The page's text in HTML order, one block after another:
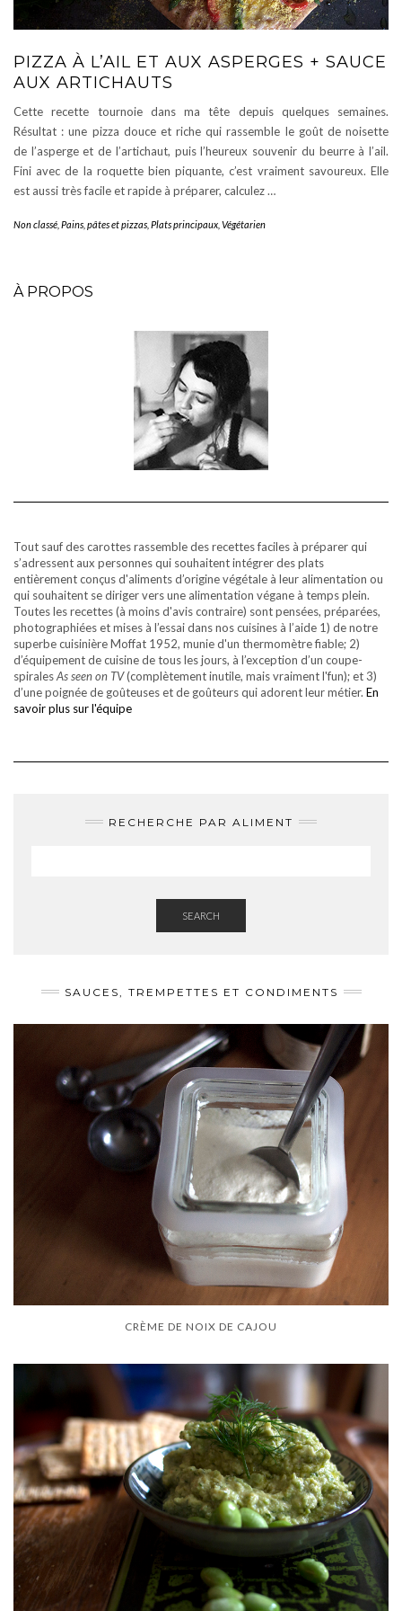
PIZZA À L’AIL ET AUX ASPERGES + SAUCE
AUX ARTICHAUTS
Cette recette tournoie dans ma tête depuis quelques semaines.
Résultat : une pizza douce et riche qui rassemble le goût de noisette
de l’asperge et de l’artichaut, puis l’heureux souvenir du beurre à l’ail.
Fini avec de la roquette bien piquante, c’est vraiment savoureux. Elle
est aussi très facile et rapide à préparer, calculez …
Non classé Pains, pâtes et pizzas Plats principaux Végétarien
À PROPOS
Tout sauf des carottes rassemble des recettes faciles à préparer qui
s’adressent aux personnes qui souhaitent intégrer des plats
entièrement conçus d'aliments d’origine végétale à leur alimentation ou
qui souhaitent se diriger vers une alimentation végane à temps plein.
Toutes les recettes (à moins d'avis contraire) sont pensées, préparées,
photographiées et mises à l’essai dans nos cuisines à l’aide 1) de notre
superbe cuisinière Moffat 1952, munie d'un thermomètre fiable; 2)
d’équipement de cuisine de tous les jours, à l’exception d’un coupe-
spiralesAs seen on TV(complètement inutile, mais vraiment l'fun); et 3)
d’une poignée de goûteuses et de goûteurs qui adorent leur métier. En
savoir plus sur l'équipe
RECHERCHE PAR ALIMENT
SEARCH
SAUCES, TREMPETTES ET CONDIMENTS
CRÈME DE NOIX DE CAJOU